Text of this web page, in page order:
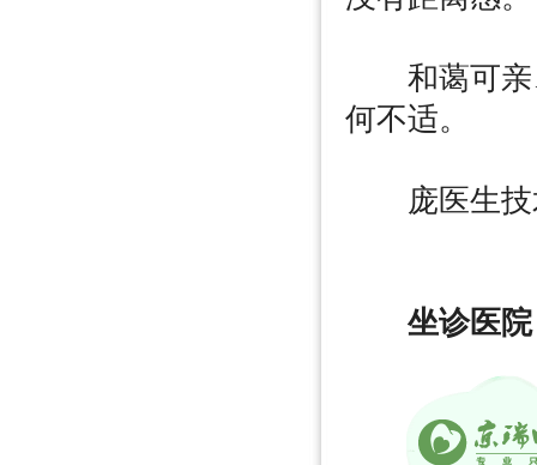
和蔼可亲
何不适。
庞医生技
坐诊医院